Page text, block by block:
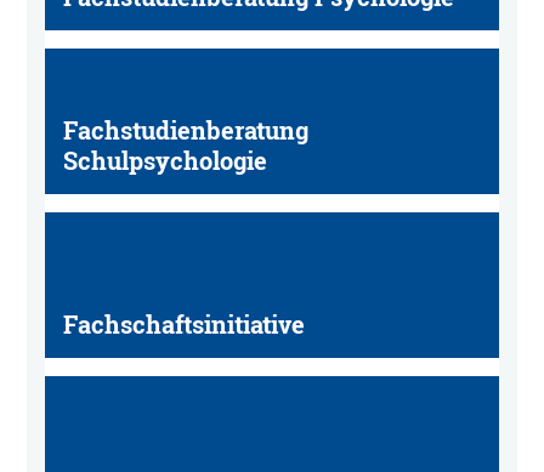
Fachstudienberatung
Schulpsychologie
Fachschaftsinitiative